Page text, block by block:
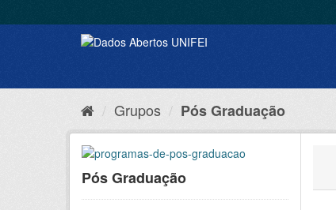
Grupos Pós Graduação
Pós Graduação